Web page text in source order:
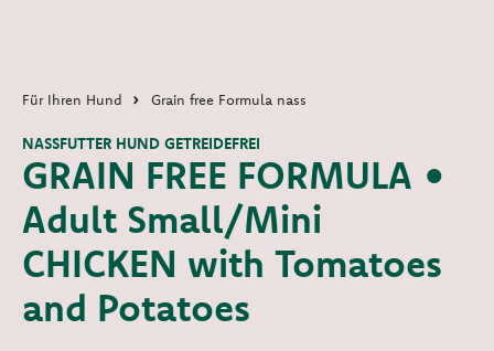
Für Ihren Hund Grain free Formula nass
GRAIN FREE FORMULA •
Adult Small/Mini
CHICKEN with Tomatoes
and Potatoes
NASSFUTTER HUND GETREIDEFREI